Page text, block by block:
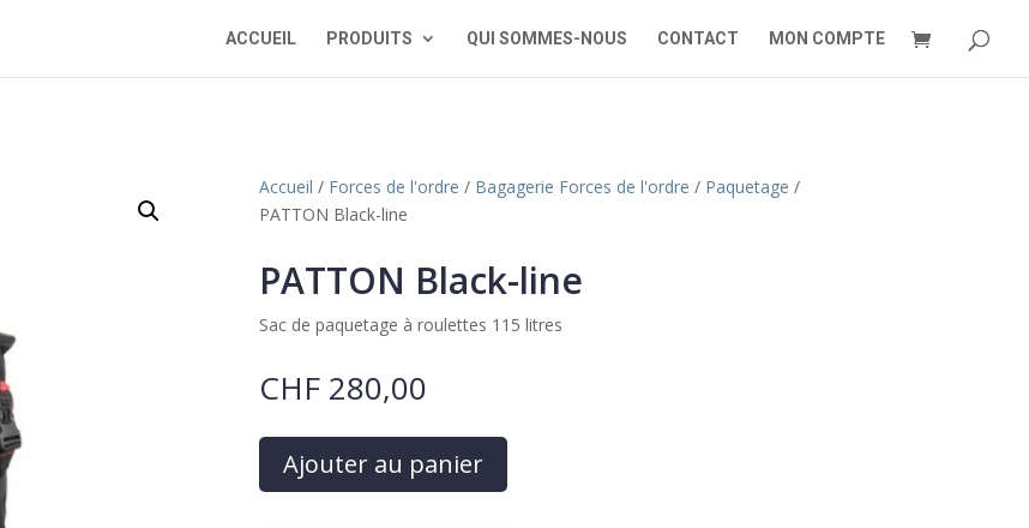
ACCUEIL PRODUITS QUI SOMMES-NOUS CONTACT MON COMPTE
Accueil / Forces de l'ordre / Bagagerie Forces de l'ordre / Paquetage /
PATTON Black-line
PATTON Black-line
Sac de paquetage à roulettes 115 litres
CHF280,00
Ajouter au panier